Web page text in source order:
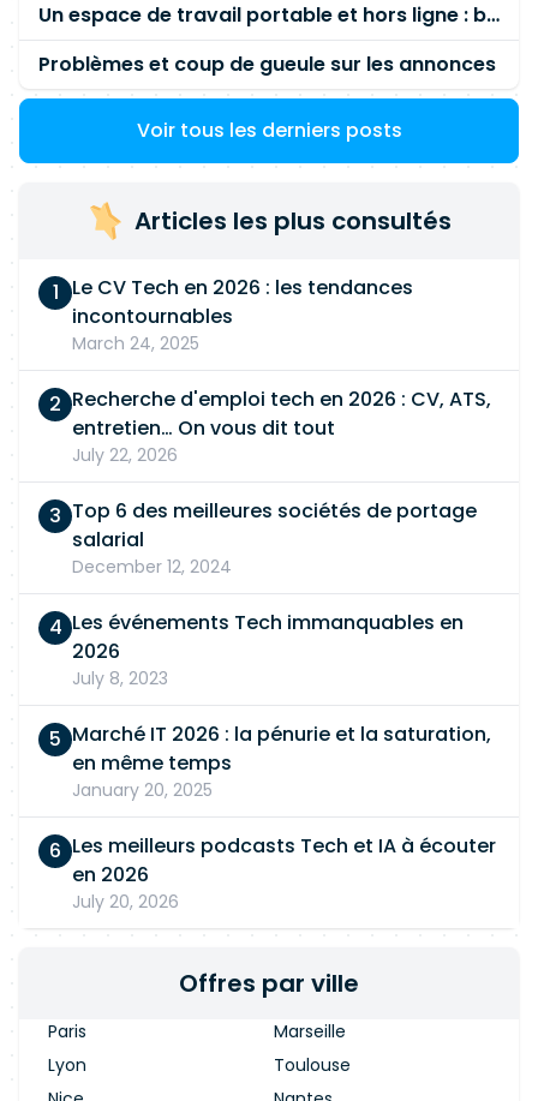
Un espace de travail portable et hors ligne : besoin réel ou fausse bonne idée ?
Problèmes et coup de gueule sur les annonces
Voir tous les derniers posts
Articles les plus consultés
Le CV Tech en 2026 : les tendances
incontournables
March 24, 2025
Recherche d'emploi tech en 2026 : CV, ATS,
entretien… On vous dit tout
July 22, 2026
Top 6 des meilleures sociétés de portage
salarial
December 12, 2024
Les événements Tech immanquables en
2026
July 8, 2023
Marché IT 2026 : la pénurie et la saturation,
en même temps
January 20, 2025
Les meilleurs podcasts Tech et IA à écouter
en 2026
July 20, 2026
Offres par ville
Paris
Marseille
Lyon
Toulouse